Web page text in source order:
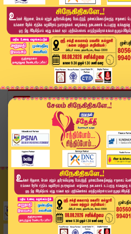
Home
வீடியோ ஸ்டோரி
மேற்கு தொடர்ச்சி மலையில் அரிய